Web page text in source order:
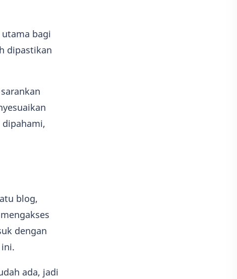
bagi
dipastikan
blog,
dengan
ada, jadi